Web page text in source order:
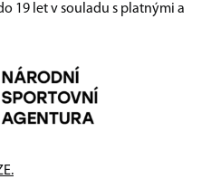
19 let v souladu s platnými a